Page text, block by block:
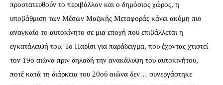
προστατευθούν το περιβάλλον και ο δημόσιος χώρος, η
υποβάθμιση των Μέσων Μαζικής Μεταφοράς κάνει ακόμη πιο
αναγκαίο το αυτοκίνητο σε μια εποχή που επιβάλλεται η
εγκατάλειψή του. Το Παρίσι για παράδειγμα, που έχοντας χτιστεί
τον 19ο αιώνα πριν δηλαδή την ανακάλυψη του αυτοκινήτου,
ποτέ κατά τη διάρκεια του 20ού αιώνα δεν… συνεργάστηκε